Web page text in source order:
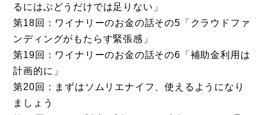
るにはぶどうだけでは足りない」
第18回：ワイナリーのお金の話その5「クラウドファ
ンディングがもたらす緊張感」
第19回：ワイナリーのお金の話その6「補助金利用は
計画的に」
第20回：まずはソムリエナイフ、使えるようになり
ましょう